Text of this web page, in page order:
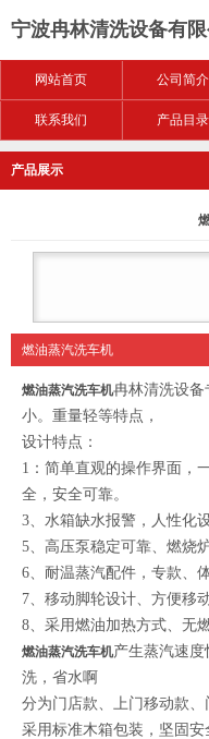
宁波冉林清洗设备有限
网站首页 公司简介
联系我们 产品目录
产品展示
燃油蒸汽洗车机
燃油蒸汽洗车机冉林清洗设备
小。重量轻等特点，
设计特点：
1 ：简单直观的操作界面，
全，安全可靠。
3 、水箱缺水报警，人性化
5 、高压泵稳定可靠、燃烧
6 、耐温蒸汽配件，专款、
7 、移动脚轮设计、方便移动
8 、采用燃油加热方式、无
燃油蒸汽洗车机产生蒸汽速
洗，省水啊
分为门店款、上门移动款、
采用标准木箱包装，坚固安